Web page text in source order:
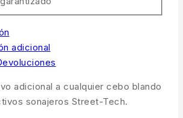
adicional
adicional a cualquier cebo blando
sonajeros Street-Tech.